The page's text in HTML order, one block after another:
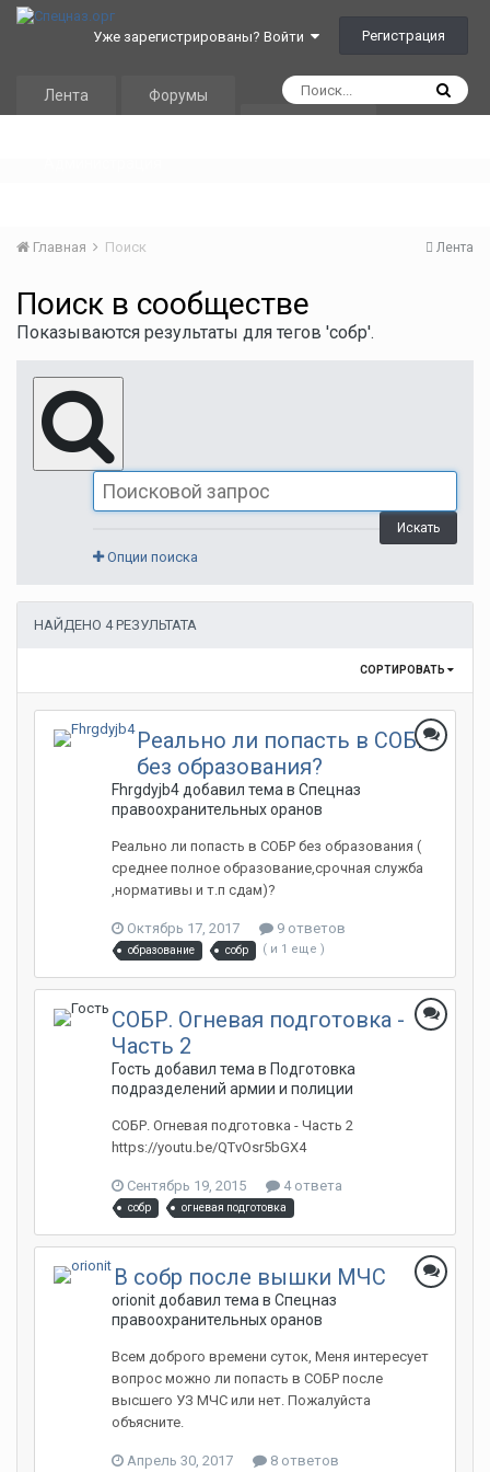
Уже зарегистрированы? Войти Регистрация
Лента
Форумы
Лента
Главная Поиск
Поиск в сообществе
Показываются результаты для тегов 'собр'.
Искать
Опции поиска
НАЙДЕНО 4 РЕЗУЛЬТАТА
СОРТИРОВАТЬ
Реально ли попасть в СОБР
без образования?
Fhrgdyjb4 добавил тема в Спецназ
правоохранительных оранов
Реально ли попасть в СОБР без образования (
среднее полное образование,срочная служба
,нормативы и т.п сдам)?
Октябрь 17, 2017 9 ответов
образование собр ( и 1 еще )
СОБР. Огневая подготовка -
Часть 2
Гость добавил тема в Подготовка
подразделений армии и полиции
СОБР. Огневая подготовка - Часть 2
https://youtu.be/QTvOsr5bGX4
Сентябрь 19, 2015 4 ответа
собр огневая подготовка
В собр после вышки МЧС
orionit добавил тема в Спецназ
правоохранительных оранов
Всем доброго времени суток, Меня интересует
вопрос можно ли попасть в СОБР после
высшего УЗ МЧС или нет. Пожалуйста
объясните.
Апрель 30, 2017 8 ответов